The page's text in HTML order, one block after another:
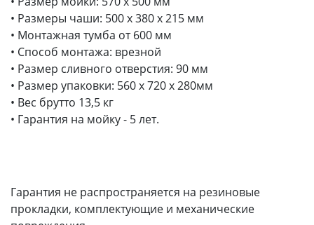
• Размеры чаши: 500 x 380 х 215 мм
• Монтажная тумба от 600 мм
• Способ монтажа: врезной
• Размер сливного отверстия: 90 мм
• Размер упаковки: 560 х 720 х 280мм
• Вес брутто 13,5 кг
• Гарантия на мойку - 5 лет.
Гарантия не распространяется на резиновые
прокладки, комплектующие и механические